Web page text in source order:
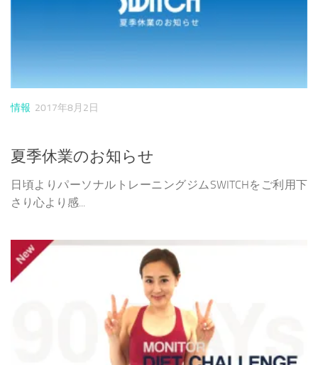
情報 2017年8月2日
夏季休業のお知らせ
日頃よりパーソナルトレーニングジムSWITCHをご利用下
さり心より感...